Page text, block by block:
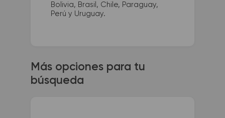
Bolivia, Brasil, Chile, Paraguay,
Perú y Uruguay.
Más opciones para tu
búsqueda